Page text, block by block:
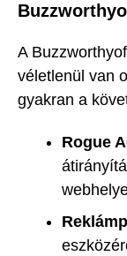
A
véletlenül van
gyakran a
Rogue